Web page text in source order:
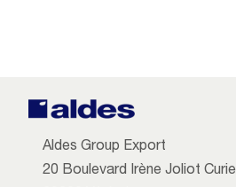
Aldes Group Export
20 Boulevard Irène Joliot Curie